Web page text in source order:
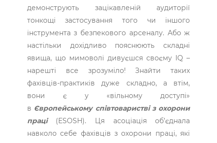
демонструють зацікавленій аудиторії
тонкощі застосування того чи іншого
інструмента з безпекового арсеналу. Або ж
настільки дохідливо пояснюють складні
явища, що мимоволі дивуєшся своєму IQ –
нарешті все зрозуміло! Знайти таких
фахівців-практиків дуже складно, а втім,
вони є у «вільному доступі»
в Європейському співтоваристві з охорони
праці(ESOSH). Ця асоціація об’єднала
навколо себе фахівців з охорони праці, які